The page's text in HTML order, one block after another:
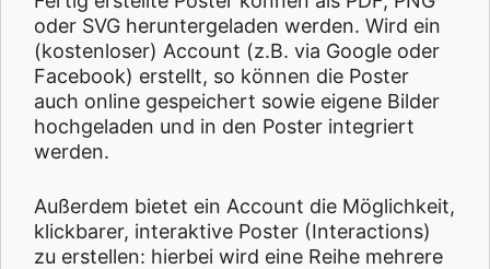
oder SVG heruntergeladen werden. Wird ein
(kostenloser) Account (z.B. via Google oder
Facebook) erstellt, so können die Poster
auch online gespeichert sowie eigene Bilder
hochgeladen und in den Poster integriert
werden.
Außerdem bietet ein Account die Möglichkeit,
klickbarer, interaktive Poster (Interactions)
zu erstellen: hierbei wird eine Reihe mehrere